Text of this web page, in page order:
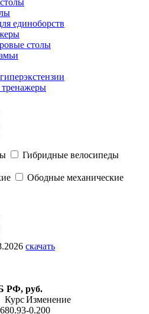
единоборств
столы
Гибридные велосипеды
Ободные механические
скачать
РФ, руб.
КурсИзменение
80.93-0.200